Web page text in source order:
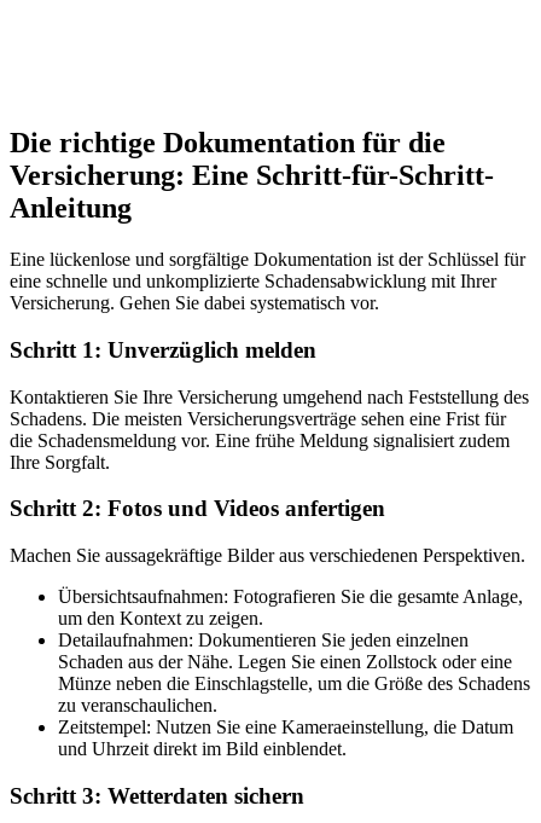
Die richtige Dokumentation für die
Versicherung: Eine Schritt-für-Schritt-
Anleitung
Eine lückenlose und sorgfältige Dokumentation ist der Schlüssel für
eine schnelle und unkomplizierte Schadensabwicklung mit Ihrer
Versicherung. Gehen Sie dabei systematisch vor.
Schritt 1: Unverzüglich melden
Kontaktieren Sie Ihre Versicherung umgehend nach Feststellung des
Schadens. Die meisten Versicherungsverträge sehen eine Frist für
die Schadensmeldung vor. Eine frühe Meldung signalisiert zudem
Ihre Sorgfalt.
Schritt 2: Fotos und Videos anfertigen
Machen Sie aussagekräftige Bilder aus verschiedenen Perspektiven.
Übersichtsaufnahmen: Fotografieren Sie die gesamte Anlage,
um den Kontext zu zeigen.
Detailaufnahmen: Dokumentieren Sie jeden einzelnen
Schaden aus der Nähe. Legen Sie einen Zollstock oder eine
Münze neben die Einschlagstelle, um die Größe des Schadens
zu veranschaulichen.
Zeitstempel: Nutzen Sie eine Kameraeinstellung, die Datum
und Uhrzeit direkt im Bild einblendet.
Schritt 3: Wetterdaten sichern